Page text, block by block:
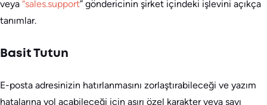
veya “sales.support” göndericinin şirket içindeki işlevini açıkça
tanımlar.
Basit Tutun
E-posta adresinizin hatırlanmasını zorlaştırabileceği ve yazım
hatalarına yol açabileceği için aşırı özel karakter veya sayı